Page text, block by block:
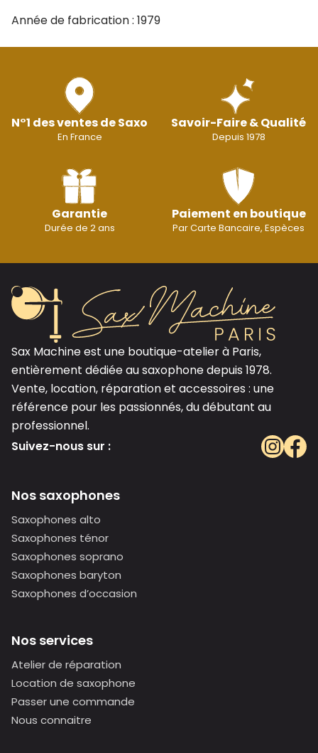
Année de fabrication : 1979
N°1 des ventes de Saxo
En France
Savoir-Faire & Qualité
Depuis 1978
Garantie
Durée de 2 ans
Paiement en boutique
Par Carte Bancaire, Espèces
Sax Machine est une boutique-atelier à Paris,
entièrement dédiée au saxophone depuis 1978.
Vente, location, réparation et accessoires : une
référence pour les passionnés, du débutant au
professionnel.
Suivez-nous sur :
Nos saxophones
Saxophones alto
Saxophones ténor
Saxophones soprano
Saxophones baryton
Saxophones d’occasion
Nos services
Atelier de réparation
Location de saxophone
Passer une commande
Nous connaitre